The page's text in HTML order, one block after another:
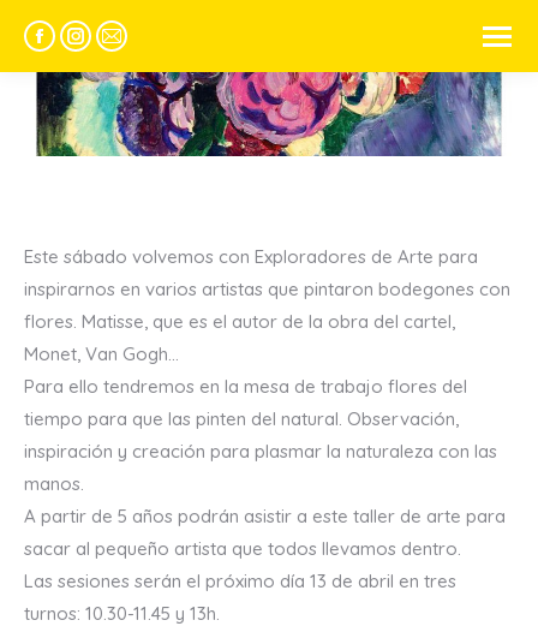
Facebook
page
opens
in
Instagram
page
opens
in
Mail
page
opens
in
Estás aquí:
Este sábado volvemos con Exploradores de Arte para
inspirarnos en varios artistas que pintaron bodegones con
flores. Matisse, que es el autor de la obra del cartel,
Monet, Van Gogh…
Para ello tendremos en la mesa de trabajo flores del
tiempo para que las pinten del natural. Observación,
inspiración y creación para plasmar la naturaleza con las
manos.
A partir de 5 años podrán asistir a este taller de arte para
sacar al pequeño artista que todos llevamos dentro.
Las sesiones serán el próximo día 13 de abril en tres
turnos: 10.30-11.45 y 13h.